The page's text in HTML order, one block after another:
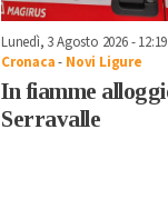
Lunedì, 3 Agosto 2026 - 12:19
Cronaca- Novi Ligure
In fiamme
Serravalle